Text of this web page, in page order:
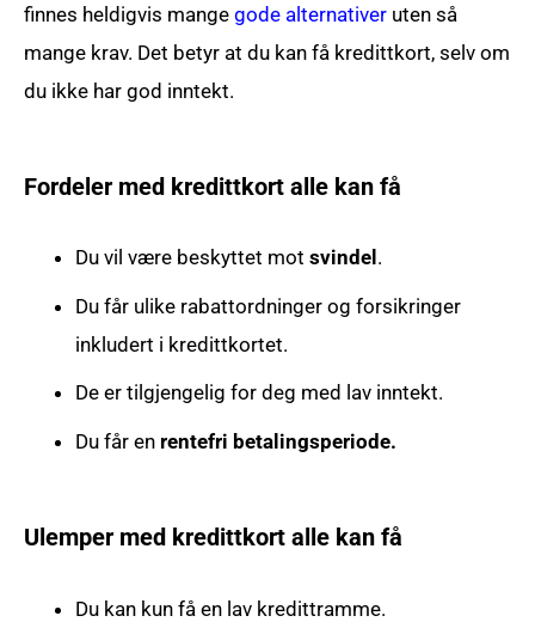
finnes heldigvis mangegode alternativer uten så
mange krav. Det betyr at du kan få kredittkort, selv om
du ikke har god inntekt.
Fordeler med kredittkort alle kan få
Du vil være beskyttet mot svindel .
Du får ulike rabattordninger og forsikringer
inkludert i kredittkortet.
De er tilgjengelig for deg med lav inntekt.
Du får en rentefri betalingsperiode.
Ulemper med kredittkort alle kan få
Du kan kun få en lav kredittramme.